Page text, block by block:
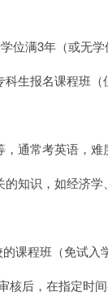
位满3年（或无
科生报名课程班（
，通常考英语，难
的知识，如经济
的课程班（免试入
核后，在指定时